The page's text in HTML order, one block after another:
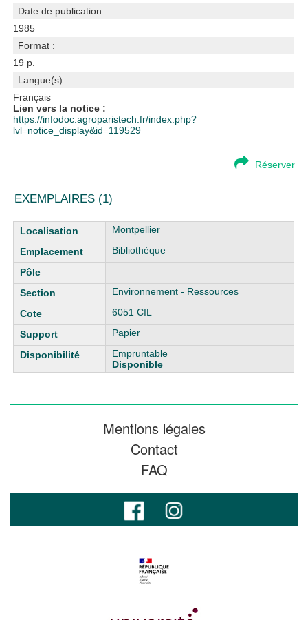
Date de publication :
1985
Format :
19 p.
Langue(s) :
Français
Lien vers la notice :
https://infodoc.agroparistech.fr/index.php?
lvl=notice_display&id=119529
Réserver
EXEMPLAIRES (1)
Liste des exemplaires
Montpellier
Bibliothèque
Environnement - Ressources
6051 CIL
Papier
Empruntable
Disponible
Mentions légales
Contact
FAQ